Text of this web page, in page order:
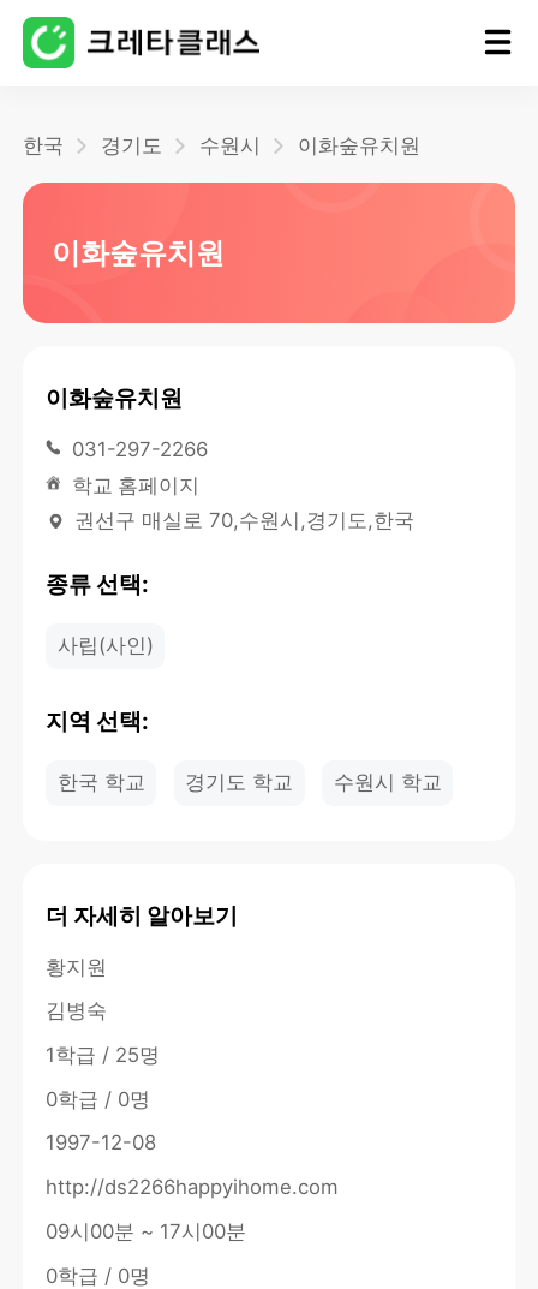
한국 경기도 수원시 이화숲유치원
이화숲유치원
이화숲유치원
031-297-2266
학교 홈페이지
권선구 매실로 70,수원시,경기도,한국
종류 선택:
사립(사인)
지역 선택:
한국 학교 경기도 학교 수원시 학교
더 자세히 알아보기
황지원
김병숙
1학급 / 25명
0학급 / 0명
1997-12-08
http://ds2266happyihome.com
09시00분 ~ 17시00분
0학급 / 0명